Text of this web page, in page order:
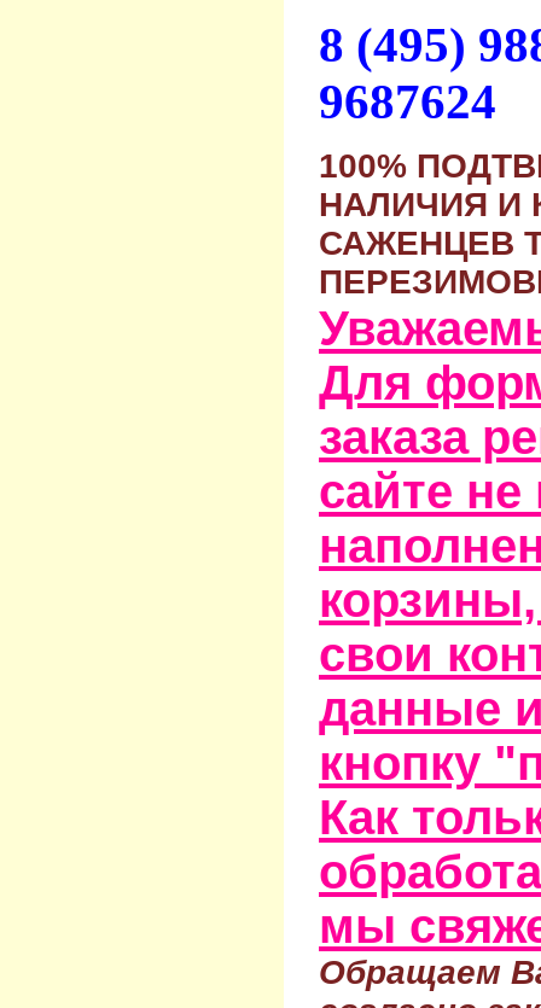
8 (495)
9687624
100%
НАЛИЧИЯ И
САЖЕНЦЕВ
Для
заказа
сайте
свои
данные
кнопку
Как
мы
Обращаем